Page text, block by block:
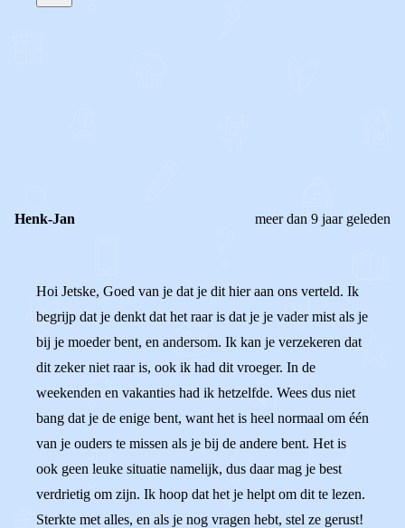
Henk-Jan meer dan 9 jaar geleden
Hoi Jetske, Goed van je dat je dit hier aan ons verteld. Ik
begrijp dat je denkt dat het raar is dat je je vader mist als je
bij je moeder bent, en andersom. Ik kan je verzekeren dat
dit zeker niet raar is, ook ik had dit vroeger. In de
weekenden en vakanties had ik hetzelfde. Wees dus niet
bang dat je de enige bent, want het is heel normaal om één
van je ouders te missen als je bij de andere bent. Het is
ook geen leuke situatie namelijk, dus daar mag je best
verdrietig om zijn. Ik hoop dat het je helpt om dit te lezen.
Sterkte met alles, en als je nog vragen hebt, stel ze gerust!